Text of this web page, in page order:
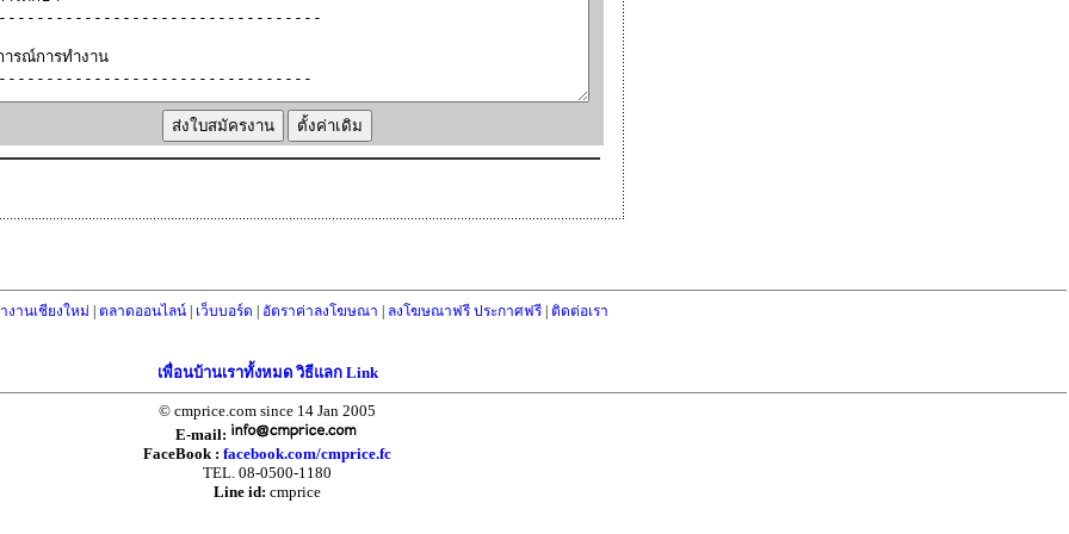
งานเชียงใหม่ | ตลาดออนไลน์| เว็บบอร์ด | อัตราค่าลงโฆษณา | ลงโฆษณาฟรี ประกาศฟรี| ติดต่อเรา
เพื่อนบ้านเราทั้งหมด วิธีแลก Link
© cmprice.com since 14 Jan 2005
E-mail:
FaceBook : facebook.com/cmprice.fc
TEL. 08-0500-1180
Line id: cmprice